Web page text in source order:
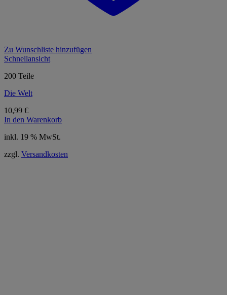
Zu Wunschliste hinzufügen
Schnellansicht
200 Teile
Die Welt
10,99 €
In den Warenkorb
inkl. 19 % MwSt.
zzgl. Versandkosten